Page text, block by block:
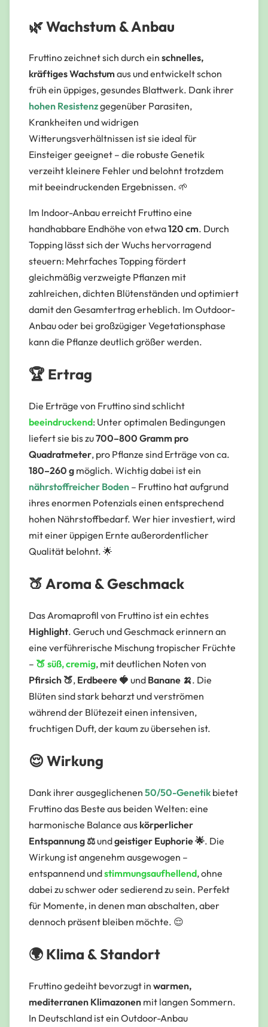
🌿 Wachstum & Anbau
Fruttino zeichnet sich durch ein schnelles,
kräftiges Wachstum aus und entwickelt schon
früh ein üppiges, gesundes Blattwerk. Dank ihrer
hohen Resistenzgegenüber Parasiten,
Krankheiten und widrigen
Witterungsverhältnissen ist sie ideal für
Einsteiger geeignet – die robuste Genetik
verzeiht kleinere Fehler und belohnt trotzdem
mit beeindruckenden Ergebnissen. 🌱
Im Indoor-Anbau erreicht Fruttino eine
handhabbare Endhöhe von etwa120 cm. Durch
Topping lässt sich der Wuchs hervorragend
steuern: Mehrfaches Topping fördert
gleichmäßig verzweigte Pflanzen mit
zahlreichen, dichten Blütenständen und optimiert
damit den Gesamtertrag erheblich. Im Outdoor-
Anbau oder bei großzügiger Vegetationsphase
kann die Pflanze deutlich größer werden.
🏆 Ertrag
Die Erträge von Fruttino sind schlicht
beeindruckend: Unter optimalen Bedingungen
liefert sie bis zu700–800 Gramm pro
Quadratmeter, pro Pflanze sind Erträge von ca.
180–260 g möglich. Wichtig dabei ist ein
nährstoffreicher Boden – Fruttino hat aufgrund
ihres enormen Potenzials einen entsprechend
hohen Nährstoffbedarf. Wer hier investiert, wird
mit einer üppigen Ernte außerordentlicher
Qualität belohnt. 🌟
🍑 Aroma & Geschmack
Das Aromaprofil von Fruttino ist ein echtes
Highlight. Geruch und Geschmack erinnern an
eine verführerische Mischung tropischer Früchte
– 🍑 süß, cremig, mit deutlichen Noten von
Pfirsich 🍑, Erdbeere 🍓 und Banane 🍌. Die
Blüten sind stark beharzt und verströmen
während der Blütezeit einen intensiven,
fruchtigen Duft, der kaum zu übersehen ist.
😌 Wirkung
Dank ihrer ausgeglichenen 50/50-Genetik bietet
Fruttino das Beste aus beiden Welten: eine
harmonische Balance aus körperlicher
Entspannung ⚖️undgeistiger Euphorie 🌟. Die
Wirkung ist angenehm ausgewogen –
entspannend undstimmungsaufhellend, ohne
dabei zu schwer oder sedierend zu sein. Perfekt
für Momente, in denen man abschalten, aber
dennoch präsent bleiben möchte. 😌
🌍 Klima & Standort
Fruttino gedeiht bevorzugt in warmen,
mediterranen Klimazonen mit langen Sommern.
In Deutschland ist ein Outdoor-Anbau